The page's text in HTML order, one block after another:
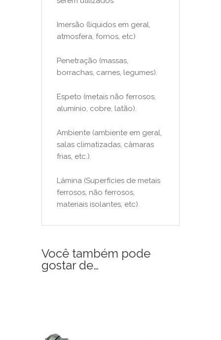
Imersão (líquidos em geral,
atmosfera, fornos, etc)
Penetração (massas,
borrachas, carnes, legumes).
Espeto (metais não ferrosos,
alumínio, cobre, latão).
Ambiente (ambiente em geral,
salas climatizadas, câmaras
frias, etc.).
Lâmina (Superfícies de metais
ferrosos, não ferrosos,
materiais isolantes, etc).
Você também pode
gostar de…